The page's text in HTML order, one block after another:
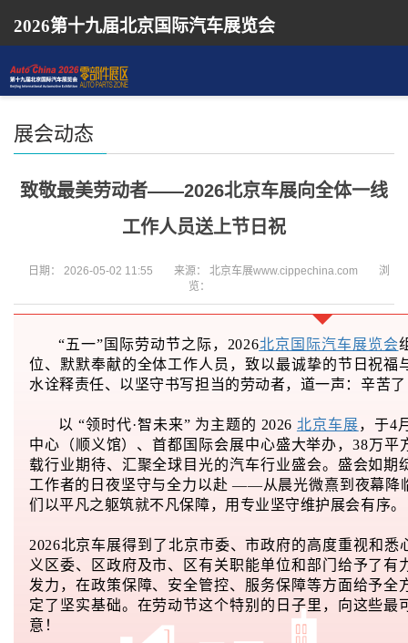
2026第十九届北京国际汽车展览会
展会动态
致敬最美劳动者——2026北京车展向全体一线
工作人员送上节日祝
日期： 2026-05-02 11:55 来源： 北京车展www.cippechina.com
浏
览：
“五一”国际劳动节之际，2026北京国际汽车展览会
位、默默奉献的全体工作人员，致以最诚挚的节日祝福
水诠释责任、以坚守书写担当的劳动者，道一声：辛苦
以 “领时代·智未来” 为主题的 2026 北京车展，于4
中心（顺义馆）、首都国际会展中心盛大举办，38万平
载行业期待、汇聚全球目光的汽车行业盛会。盛会如期
工作者的日夜坚守与全力以赴 ——从晨光微熹到夜幕降
们以平凡之躯筑就不凡保障，用专业坚守维护展会有序。
2026北京车展得到了北京市委、市政府的高度重视和
义区委、区政府及市、区有关职能单位和部门给予了有
发力，在政策保障、安全管控、服务保障等方面给予全
定了坚实基础。在劳动节这个特别的日子里，向这些最
意！